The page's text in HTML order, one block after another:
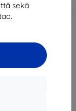
sekä
Lisää
ostoskoriin